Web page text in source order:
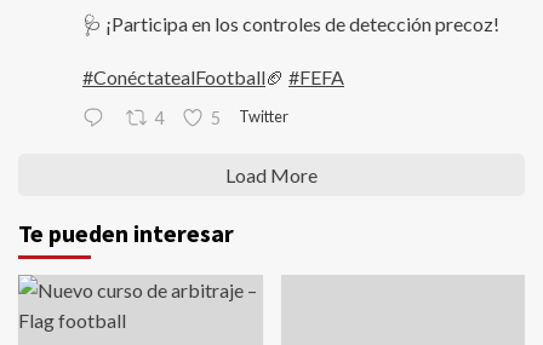
🩺 ¡Participa en los controles de detección precoz!
#ConéctatealFootball🏈 #FEFA
4 5 Twitter
Load More
Te pueden interesar